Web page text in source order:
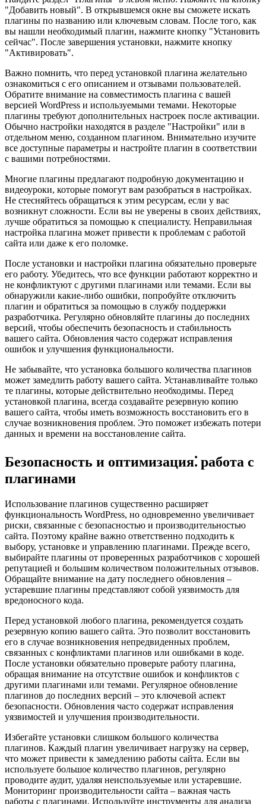
"Добавить новый". В открывшемся окне вы сможете искать
плагины по названию или ключевым словам. После того, как
вы нашли необходимый плагин, нажмите кнопку "Установить
сейчас". После завершения установки, нажмите кнопку
"Активировать".
Важно помнить, что перед установкой плагина желательно
ознакомиться с его описанием и отзывами пользователей.
Обратите внимание на совместимость плагина с вашей
версией WordPress и используемыми темами. Некоторые
плагины требуют дополнительных настроек после активации.
Обычно настройки находятся в разделе "Настройки" или в
отдельном меню, созданном плагином. Внимательно изучите
все доступные параметры и настройте плагин в соответствии
с вашими потребностями.
Многие плагины предлагают подробную документацию и
видеоуроки, которые помогут вам разобраться в настройках.
Не стесняйтесь обращаться к этим ресурсам, если у вас
возникнут сложности. Если вы не уверены в своих действиях,
лучше обратиться за помощью к специалисту. Неправильная
настройка плагина может привести к проблемам с работой
сайта или даже к его поломке.
После установки и настройки плагина обязательно проверьте
его работу. Убедитесь, что все функции работают корректно и
не конфликтуют с другими плагинами или темами. Если вы
обнаружили какие-либо ошибки, попробуйте отключить
плагин и обратиться за помощью в службу поддержки
разработчика. Регулярно обновляйте плагины до последних
версий, чтобы обеспечить безопасность и стабильность
вашего сайта. Обновления часто содержат исправления
ошибок и улучшения функциональности.
Не забывайте, что установка большого количества плагинов
может замедлить работу вашего сайта. Устанавливайте только
те плагины, которые действительно необходимы. Перед
установкой плагина, всегда создавайте резервную копию
вашего сайта, чтобы иметь возможность восстановить его в
случае возникновения проблем. Это поможет избежать потери
данных и времени на восстановление сайта.
Безопасность и оптимизация⁚ работа с
плагинами
Использование плагинов существенно расширяет
функциональность WordPress, но одновременно увеличивает
риски, связанные с безопасностью и производительностью
сайта. Поэтому крайне важно ответственно подходить к
выбору, установке и управлению плагинами. Прежде всего,
выбирайте плагины от проверенных разработчиков с хорошей
репутацией и большим количеством положительных отзывов.
Обращайте внимание на дату последнего обновления –
устаревшие плагины представляют собой уязвимость для
вредоносного кода.
Перед установкой любого плагина, рекомендуется создать
резервную копию вашего сайта. Это позволит восстановить
его в случае возникновения непредвиденных проблем,
связанных с конфликтами плагинов или ошибками в коде.
После установки обязательно проверьте работу плагина,
обращая внимание на отсутствие ошибок и конфликтов с
другими плагинами или темами. Регулярное обновление
плагинов до последних версий – это ключевой аспект
безопасности. Обновления часто содержат исправления
уязвимостей и улучшения производительности.
Избегайте установки слишком большого количества
плагинов. Каждый плагин увеличивает нагрузку на сервер,
что может привести к замедлению работы сайта. Если вы
используете большое количество плагинов, регулярно
проводите аудит, удаляя неиспользуемые или устаревшие.
Мониторинг производительности сайта – важная часть
работы с плагинами. Используйте инструменты для анализа